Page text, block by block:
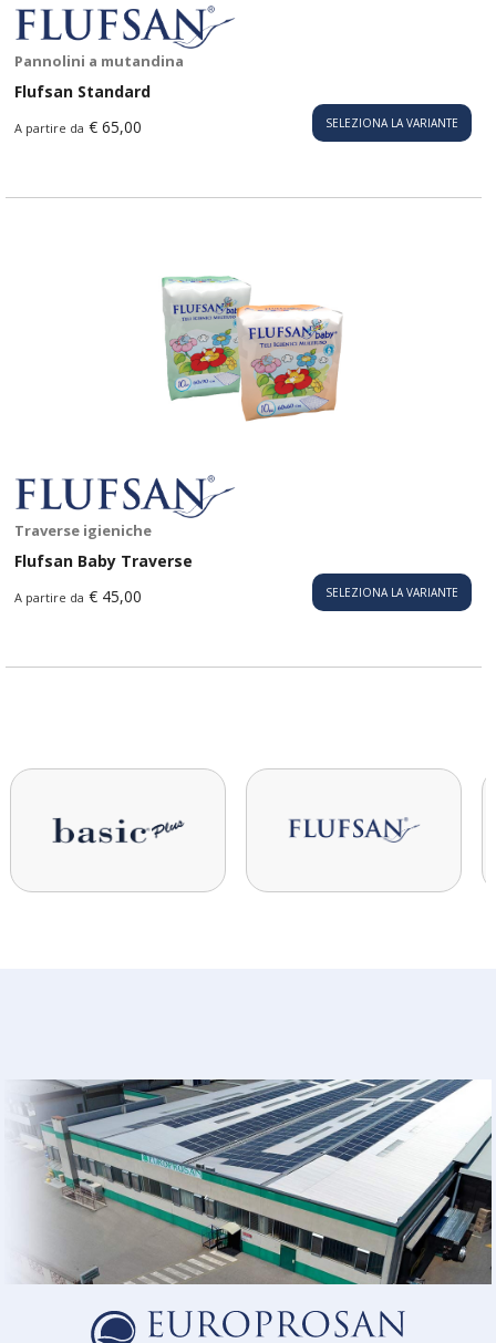
Pannolini a mutandina
Flufsan Standard
A partire da € 65,00 SELEZIONA LA VARIANTE
Traverse igieniche
Flufsan Baby Traverse
A partire da € 45,00 SELEZIONA LA VARIANTE